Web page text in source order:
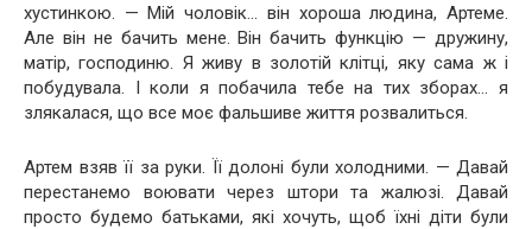
хустинкою. — Мій чоловік… він хороша людина, Артеме.
Але він не бачить мене. Він бачить функцію — дружину,
матір, господиню. Я живу в золотій клітці, яку сама ж і
побудувала. І коли я побачила тебе на тих зборах… я
злякалася, що все моє фальшиве життя розвалиться.
Артем взяв її за руки. Її долоні були холодними. — Давай
перестанемо воювати через штори та жалюзі. Давай
просто будемо батьками, які хочуть, щоб їхні діти були